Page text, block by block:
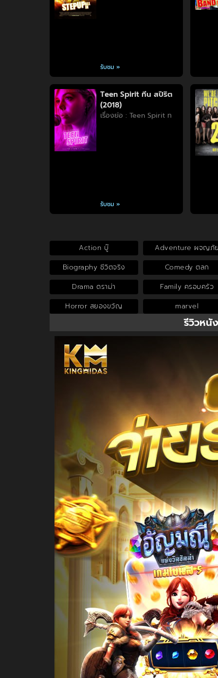
รับชม »
Teen Spirit ทีน สปิริต
(2018)
เรื่องย่อ : Teen Spirit ท
รับชม »
Action บู๊
Adventure ผจญภั
Biography ชีวิตจริง
Comedy ตลก
Drama ดราม่า
Family ครอบครัว
Horror สยองขวัญ
marvel
รีวิวหนั